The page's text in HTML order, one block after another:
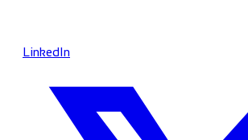
LinkedIn